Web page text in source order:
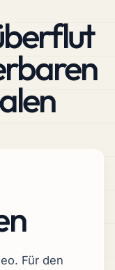
Für den